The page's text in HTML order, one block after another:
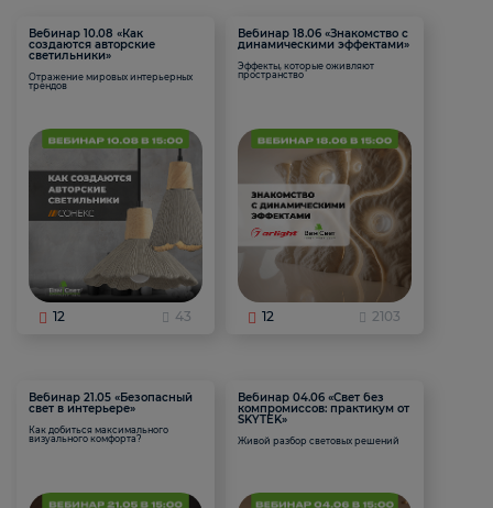
Вебинар 10.08 «Как
создаются авторские
светильники»
Отражение мировых интерьерных
трендов
12 43
Вебинар 18.06 «Знакомство с
динамическими эффектами»
Эффекты, которые оживляют
пространство
12 2103
Вебинар 21.05 «Безопасный
свет в интерьере»
Как добиться максимального
визуального комфорта?
Вебинар 04.06 «Свет без
компромиссов: практикум от
SKYTEK»
Живой разбор световых решений